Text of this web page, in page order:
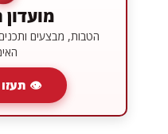
הטבות, מבצעים
👁